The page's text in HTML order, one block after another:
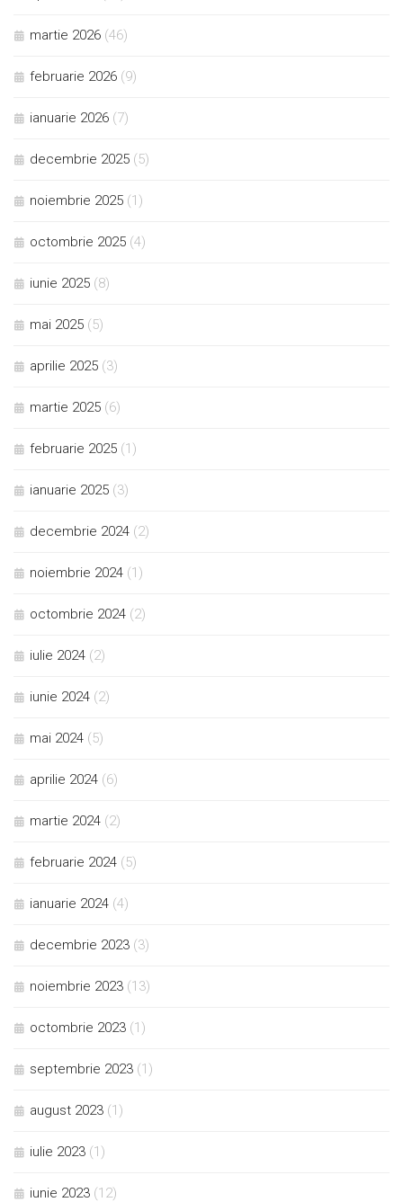
martie 2026 (46)
februarie 2026 (9)
ianuarie 2026 (7)
decembrie 2025 (5)
noiembrie 2025 (1)
octombrie 2025 (4)
iunie 2025 (8)
mai 2025 (5)
aprilie 2025 (3)
martie 2025 (6)
februarie 2025 (1)
ianuarie 2025 (3)
decembrie 2024 (2)
noiembrie 2024 (1)
octombrie 2024 (2)
iulie 2024 (2)
iunie 2024 (2)
mai 2024 (5)
aprilie 2024 (6)
martie 2024 (2)
februarie 2024 (5)
ianuarie 2024 (4)
decembrie 2023 (3)
noiembrie 2023 (13)
octombrie 2023 (1)
septembrie 2023 (1)
august 2023 (1)
iulie 2023 (1)
iunie 2023 (12)